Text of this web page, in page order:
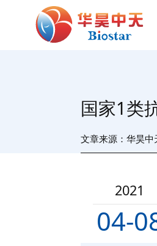
国家1类
文章来源：华昊中
2021
04-